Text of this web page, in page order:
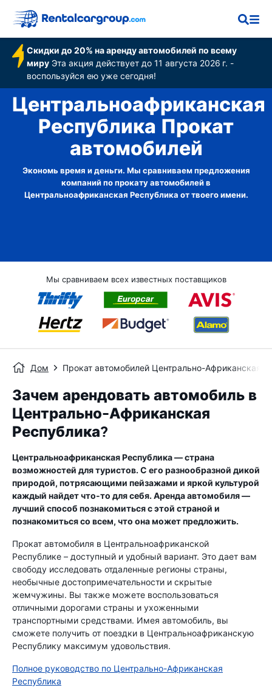
Скидки до 20% на аренду автомобилей по всему
мируЭта акция действует до 11 августа 2026 г. -
воспользуйся ею уже сегодня!
Центральноафриканская
Республика Прокат
автомобилей
Экономь время и деньги. Мы сравниваем предложения
компаний по прокату автомобилей в
Центральноафриканская Республика от твоего имени.
Мы сравниваем всех известных поставщиков
Дом Прокат автомобилей Центрально-Африканская
Зачем арендовать автомобиль в
Центрально-Африканская
Республика?
Центральноафриканская Республика — страна
возможностей для туристов. С его разнообразной дикой
природой, потрясающими пейзажами и яркой культурой
каждый найдет что-то для себя. Аренда автомобиля —
лучший способ познакомиться с этой страной и
познакомиться со всем, что она может предложить.
Прокат автомобиля в Центральноафриканской
Республике – доступный и удобный вариант. Это дает вам
свободу исследовать отдаленные регионы страны,
необычные достопримечательности и скрытые
жемчужины. Вы также можете воспользоваться
отличными дорогами страны и ухоженными
транспортными средствами. Имея автомобиль, вы
сможете получить от поездки в Центральноафриканскую
Республику максимум удовольствия.
Полное руководство по Центрально-Африканская
Республика